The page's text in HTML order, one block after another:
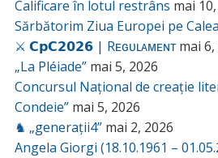
Calificare în lotul restrâns mai
Sărbătorim Ziua Europei pe
⚔️ 𝗖𝗽𝗖𝟮𝟬𝟮𝟲 | Rᴇɢᴜʟᴀᴍᴇɴᴛ mai
„La Pléiade” mai 5, 2026
Concursul Național de creație
Condeie” mai 5, 2026
♞ „generații4” mai 2, 2026
Angela Giorgi (18.10.1961 –